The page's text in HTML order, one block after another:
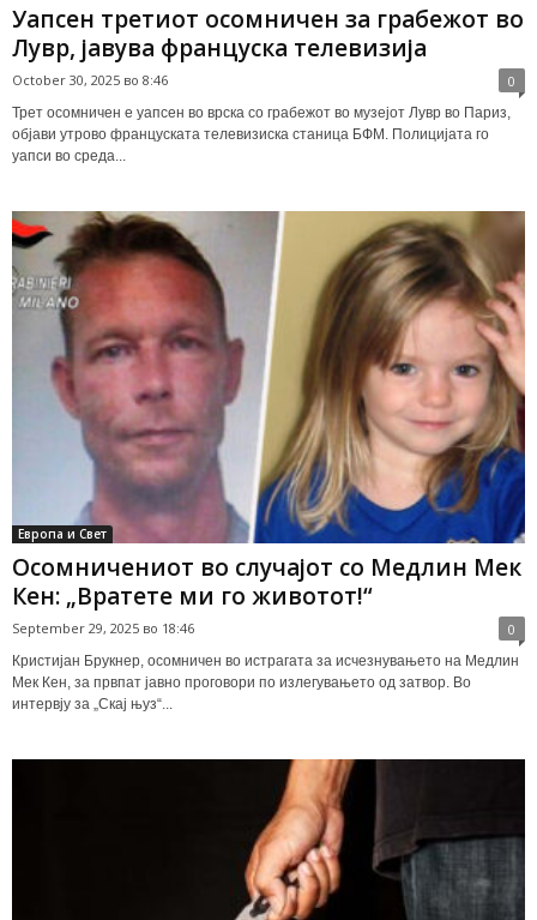
Уапсен третиот осомничен за грабежот во
Лувр, јавува француска телевизија
October 30, 2025 во 8:46 0
Трет осомничен е уапсен во врска со грабежот во музејот Лувр во Париз,
објави утрово француската телевизиска станица БФМ. Полицијата го
уапси во среда...
Европа и Свет
Осомничениот во случајот со Медлин Мек
Кен: „Вратете ми го животот!“
September 29, 2025 во 18:46 0
Кристијан Брукнер, осомничен во истрагата за исчезнувањето на Медлин
Мек Кен, за првпат јавно проговори по излегувањето од затвор. Во
интервју за „Скај њуз“...